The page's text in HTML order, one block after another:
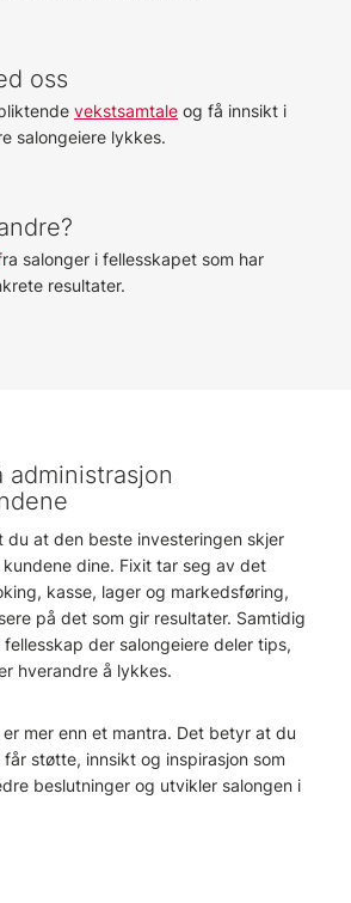
oss
vekstsamtale og få innsikt i
salongeiere lykkes.
salonger i fellesskapet som har
resultater.
administrasjon
du at den beste investeringen skjer
dine. Fixit tar seg av det
kasse, lager og markedsføring,
på det som gir resultater. Samtidig
der salongeiere deler tips,
hverandre å lykkes.
mer enn et mantra. Det betyr at du
støtte, innsikt og inspirasjon som
beslutninger og utvikler salongen i